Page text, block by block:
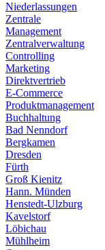
Niederlassungen
Zentrale
Management
Zentralverwaltung
Controlling
Marketing
Direktvertrieb
E-Commerce
Produktmanagement
Buchhaltung
Bad Nenndorf
Bergkamen
Dresden
Fürth
Groß Kienitz
Hann. Münden
Henstedt-Ulzburg
Kavelstorf
Löbichau
Mühlheim